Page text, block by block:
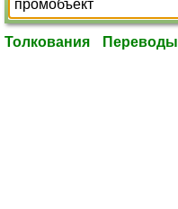
Толкования Переводы